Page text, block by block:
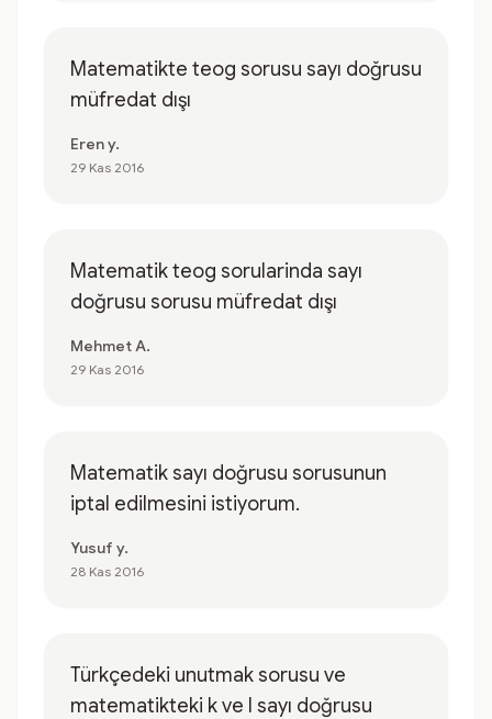
Matematikte teog sorusu sayı doğrusu
müfredat dışı
Eren y.
29 Kas 2016
Matematik teog sorularinda sayı
doğrusu sorusu müfredat dışı
Mehmet A.
29 Kas 2016
Matematik sayı doğrusu sorusunun
iptal edilmesini istiyorum.
Yusuf y.
28 Kas 2016
Türkçedeki unutmak sorusu ve
matematikteki k ve l sayı doğrusu